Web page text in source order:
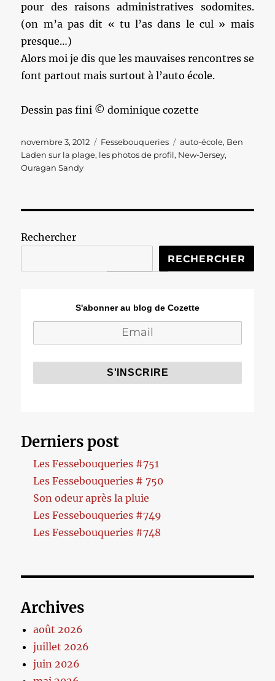
pour des raisons administratives sodomites.
(on m’a pas dit « tu l’as dans le cul » mais
presque…)
Alors moi je dis que les mauvaises rencontres se
font partout mais surtout à l’auto école.
Dessin pas fini © dominique cozette
Publié
le
novembre 3, 2012 Catégories
Fessebouqueries Étiquettes
auto-école, Ben
Laden sur la plage, les photos de profil, New-Jersey,
Ouragan Sandy
Rechercher
RECHERCHER
S'abonner au blog de Cozette
Derniers post
Les Fessebouqueries #751
Les Fessebouqueries # 750
Son odeur après la pluie
Les Fessebouqueries #749
Les Fessebouqueries #748
Archives
août 2026
juillet 2026
juin 2026